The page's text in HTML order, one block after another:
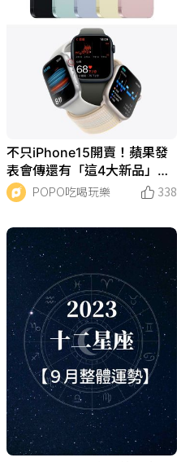
不只iPhone15開賣！蘋果發
表會傳還有「這4大新品」神
秘上市！POPO吃喝玩樂 338